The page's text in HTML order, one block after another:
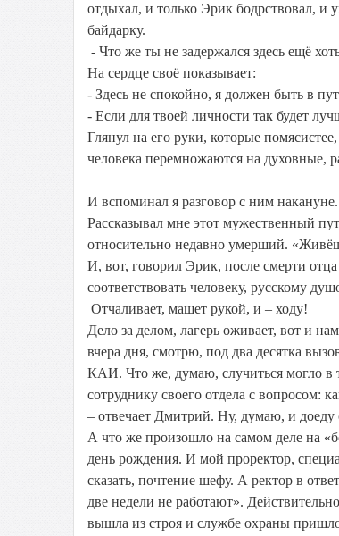
отдыхал, и только Эрик бодрствовал, и
байдарку.
- Что же ты не задержался здесь ещё
На сердце своё показывает:
- Здесь не спокойно, я должен быть в
- Если для твоей личности так будет
Глянул на его руки, которые
человека перемножаются на духовные,
И вспоминал я разговор с ним накануне.
Рассказывал мне этот мужественный
относительно недавно умерший.
И, вот, говорил Эрик, после смерти отца
соответствовать человеку, русскому
Отчаливает, машет рукой, и – ходу!
Дело за делом, лагерь оживает, вот и
вчера дня, смотрю, под два десятка
КАИ. Что же, думаю, случиться могло в
сотруднику своего отдела с вопросом:
– отвечает Дмитрий. Ну, думаю, и
А что же произошло на самом деле на
день рождения. И мой проректор,
сказать, почтение шефу. А ректор в
две недели не работают».
вышла из строя и службе охраны